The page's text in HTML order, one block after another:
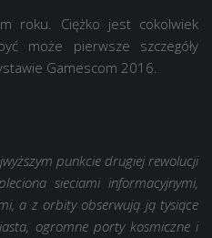
roku. Ciężko jest cokolwiek
może pierwsze szczegóły
Gamescom 2016.
punkcie drugiej rewolucji
sieciami informacyjnymi,
a z orbity obserwują ją tysiące
ogromne porty kosmiczne i